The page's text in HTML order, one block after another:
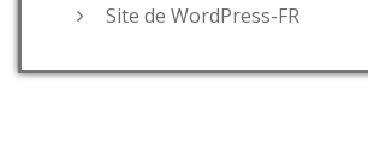
Site de WordPress-FR